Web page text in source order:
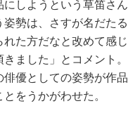
しようという草笛さん
勢は、さすが名だたる
た方だなと改めて感じ
ました」とコメント。
優としての姿勢が作品
をうかがわせた。